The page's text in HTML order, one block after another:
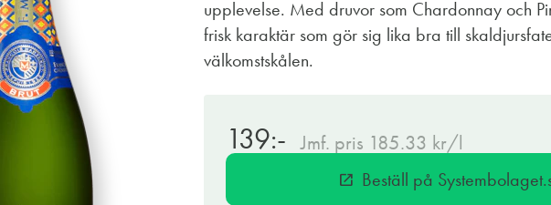
upplevelse. Med druvor som Chardonnay och
frisk karaktär som gör sig lika bra till
välkomstskålen.
139:- Jmf. pris 185.33 kr/l
open_in_new Beställ på